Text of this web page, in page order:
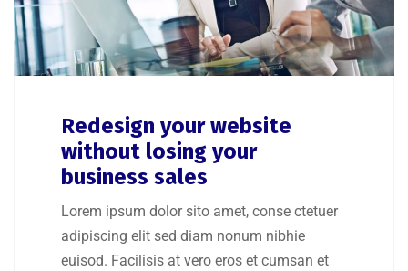
Redesign your website
without losing your
business sales
Lorem ipsum dolor sito amet, conse ctetuer
adipiscing elit sed diam nonum nibhie
euisod. Facilisis at vero eros et cumsan et